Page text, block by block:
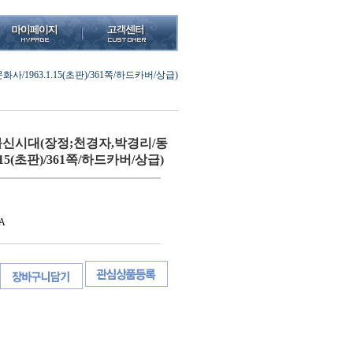
사/1963.1.15(초판)/361쪽/하드카버/상급)
시대(장정;천경자,박경리/동
초판)/361쪽/하드카버/상급)